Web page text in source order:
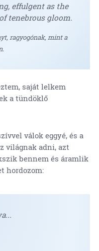
effulgent as the
tenebrous gloom.
ragyogónak, mint a
saját lelkem
a tündöklő
válok eggyé, és a
világnak adni, azt
bennem és áramlik
hordozom: